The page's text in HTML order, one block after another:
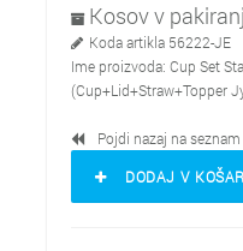
Kosov v
Koda artikla 56222-JE
Ime proizvoda: Cup Set
(Cup+Lid+Straw+Topper
Pojdi nazaj na seznam
DODAJ V